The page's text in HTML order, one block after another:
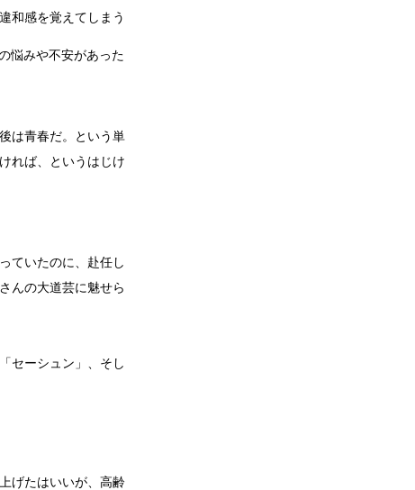
和感を覚えてしまう
悩みや不安があった
は青春だ。という単
れば、というはじけ
ていたのに、赴任し
んの大道芸に魅せら
セーシュン」、そし
げたはいいが、高齢